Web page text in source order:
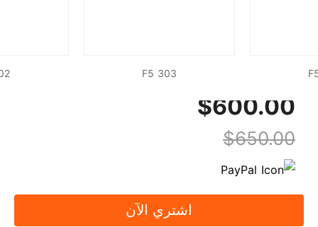
F5 303
$600.00
$650.00
اشتري الآن